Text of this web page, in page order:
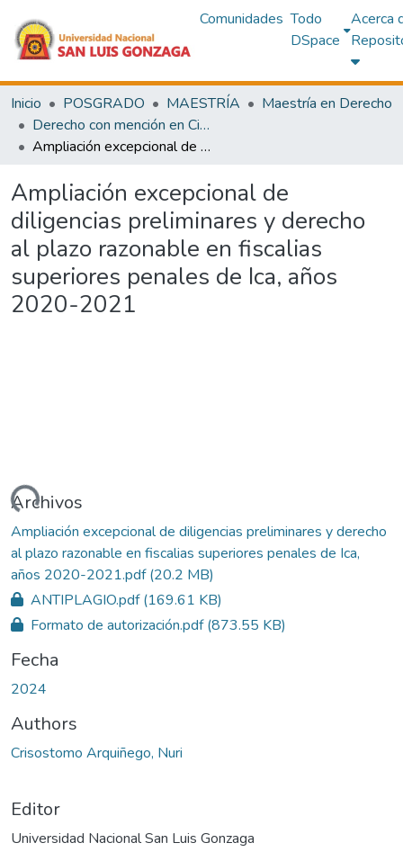
Comunidades Todo
DSpace
Acerca
Inicio POSGRADO MAESTRÍA
Maestría en Derecho
Derecho con mención en Ciencias Penales
Ampliación excepcional de diligencias preliminares y derecho al plazo razonable en fiscalias superiores penales de Ica, años 2020-2021
Ampliación excepcional de
diligencias preliminares y derecho
al plazo razonable en fiscalias
superiores penales de Ica, años
2020-2021
Archivos
Ampliación excepcional de diligencias preliminares y derecho
al plazo razonable en fiscalias superiores penales de Ica,
años 2020-2021.pdf(20.2 MB)
ANTIPLAGIO.pdf(169.61 KB)
Formato de autorización.pdf(873.55 KB)
Fecha
2024
Authors
Crisostomo Arquiñego, Nuri
Editor
Universidad Nacional San Luis Gonzaga